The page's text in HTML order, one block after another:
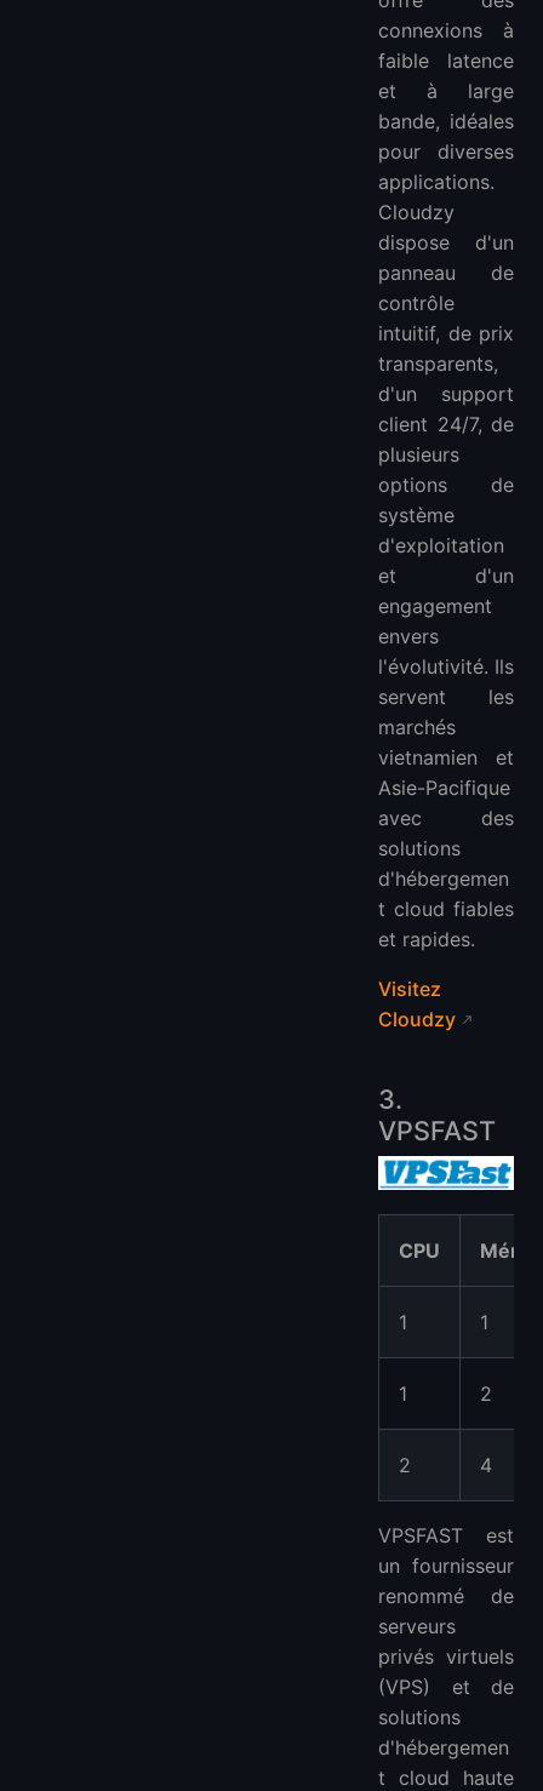
connexions à
faible latence
et à large
bande, idéales
pour diverses
applications.
Cloudzy
dispose d'un
panneau de
contrôle
intuitif, de prix
transparents,
d'un support
client 24/7, de
plusieurs
options de
système
d'exploitation
et d'un
engagement
envers
l'évolutivité. Ils
servent les
marchés
vietnamien et
Asie-Pacifique
avec des
solutions
d'hébergemen
t cloud fiables
et rapides.
Visitez
Cloudzy
3.
VPSFAST
CPU
1 1
1 2
2 4
VPSFAST est
un fournisseur
renommé de
serveurs
privés virtuels
(VPS) et de
solutions
d'hébergemen
t cloud haute